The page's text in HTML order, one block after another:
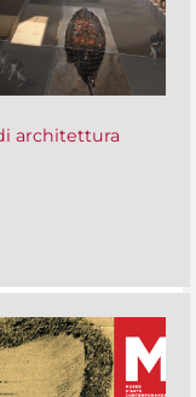
architettura